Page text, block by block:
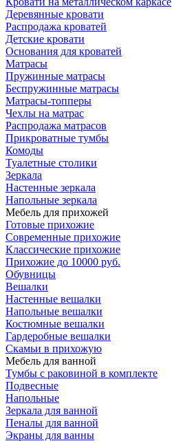
Деревянные кровати
Распродажа кроватей
Детские кровати
Основания для кроватей
Матрасы
Пружинные матрасы
Беспружинные матрасы
Матрасы-топперы
Чехлы на матрас
Распродажа матрасов
Прикроватные тумбы
Комоды
Туалетные столики
Зеркала
Настенные зеркала
Напольные зеркала
Мебель для прихожей
Готовые прихожие
Современные прихожие
Классические прихожие
Прихожие до 10000 руб.
Обувницы
Вешалки
Настенные вешалки
Напольные вешалки
Костюмные вешалки
Гардеробные вешалки
Скамьи в прихожую
Мебель для ванной
Тумбы c раковиной в комплекте
Подвесные
Напольные
Зеркала для ванной
Пеналы для ванной
Экраны для ванны